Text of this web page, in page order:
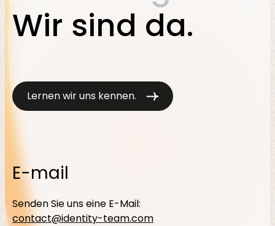
Sektoren
Wir sind da.
Lernen wir uns kennen.
E-mail
Senden Sie uns eine E-Mail:
contact@identity-team.com